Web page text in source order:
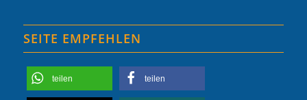
SEITE EMPFEHLEN
teilen teilen